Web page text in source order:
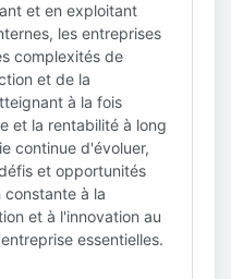
et en exploitant
les entreprises
complexités de
et de la
à la fois
et la rentabilité à long
continue d'évoluer,
et opportunités
constante à la
et à l'innovation au
essentielles.